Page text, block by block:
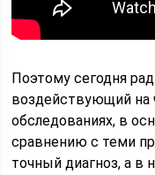
Поэтому сегодня
воздействующий на
обследованиях, в
сравнению с теми
точный диагноз, а в